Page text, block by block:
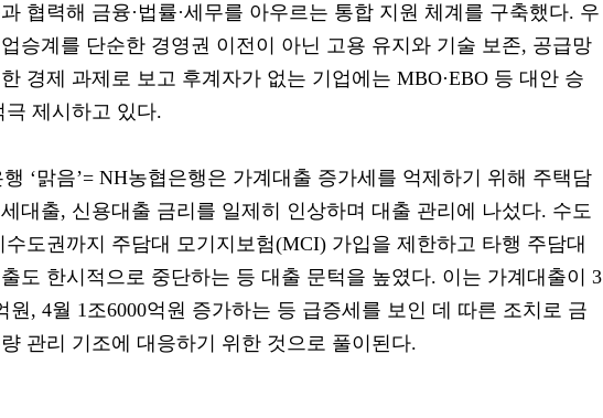
협력해 금융·법률·세무를 아우르는 통합 지원 체계를 구축했다. 우
승계를 단순한 경영권 이전이 아닌 고용 유지와 기술 보존, 공급망
경제 과제로 보고 후계자가 없는 기업에는 MBO·EBO 등 대안 승
극 제시하고 있다.
‘맑음’= NH농협은행은 가계대출 증가세를 억제하기 위해 주택담
대출, 신용대출 금리를 일제히 인상하며 대출 관리에 나섰다. 수도
수도권까지 주담대 모기지보험(MCI) 가입을 제한하고 타행 주담대
도 한시적으로 중단하는 등 대출 문턱을 높였다. 이는 가계대출이 3
원, 4월 1조6000억원 증가하는 등 급증세를 보인 데 따른 조치로 금
관리 기조에 대응하기 위한 것으로 풀이된다.